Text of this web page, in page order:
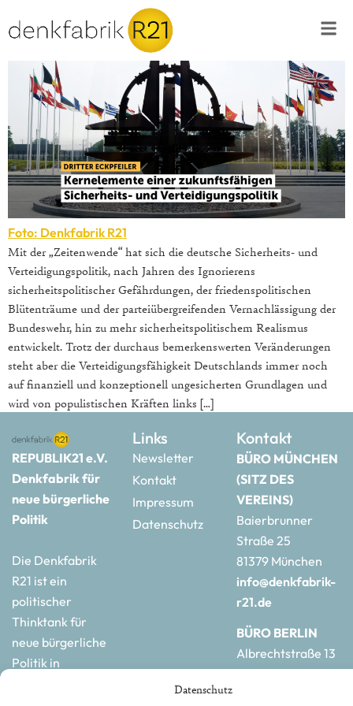
Datenschutz
Foto: Denkfabrik R21
Mit der „Zeitenwende“ hat sich die deutsche Sicherheits- und
Verteidigungspolitik, nach Jahren des Ignorierens
sicherheitspolitischer Gefährdungen, der friedenspolitischen
Blütenträume und der parteiübergreifenden Vernachlässigung der
Bundeswehr, hin zu mehr sicherheitspolitischem Realismus
entwickelt. Trotz der durchaus bemerkenswerten Veränderungen
steht aber die Verteidigungsfähigkeit Deutschlands immer noch
auf finanziell und konzeptionell ungesicherten Grundlagen und
wird von populistischen Kräften links […]
REPUBLIK21 e.V.
Denkfabrik für
neue bürgerliche
Politik
Die Denkfabrik
R21 ist ein
politischer
Thinktank für
neue bürgerliche
Politik in
Links
Newsletter
Kontakt
Impressum
Datenschutz
Kontakt
BÜRO MÜNCHEN
(SITZ DES
VEREINS)
Baierbrunner
Straße 25
81379 München
info@denkfabrik-
r21.de
BÜRO BERLIN
Albrechtstraße 13
10117 Berlin